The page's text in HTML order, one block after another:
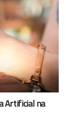
Artificial na